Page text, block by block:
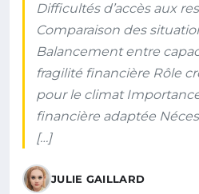
Difficultés d’accès aux
Comparaison des
Balancement entre
fragilité financière Rôle
pour le climat
financière adaptée
[…]
JULIE GAILLARD